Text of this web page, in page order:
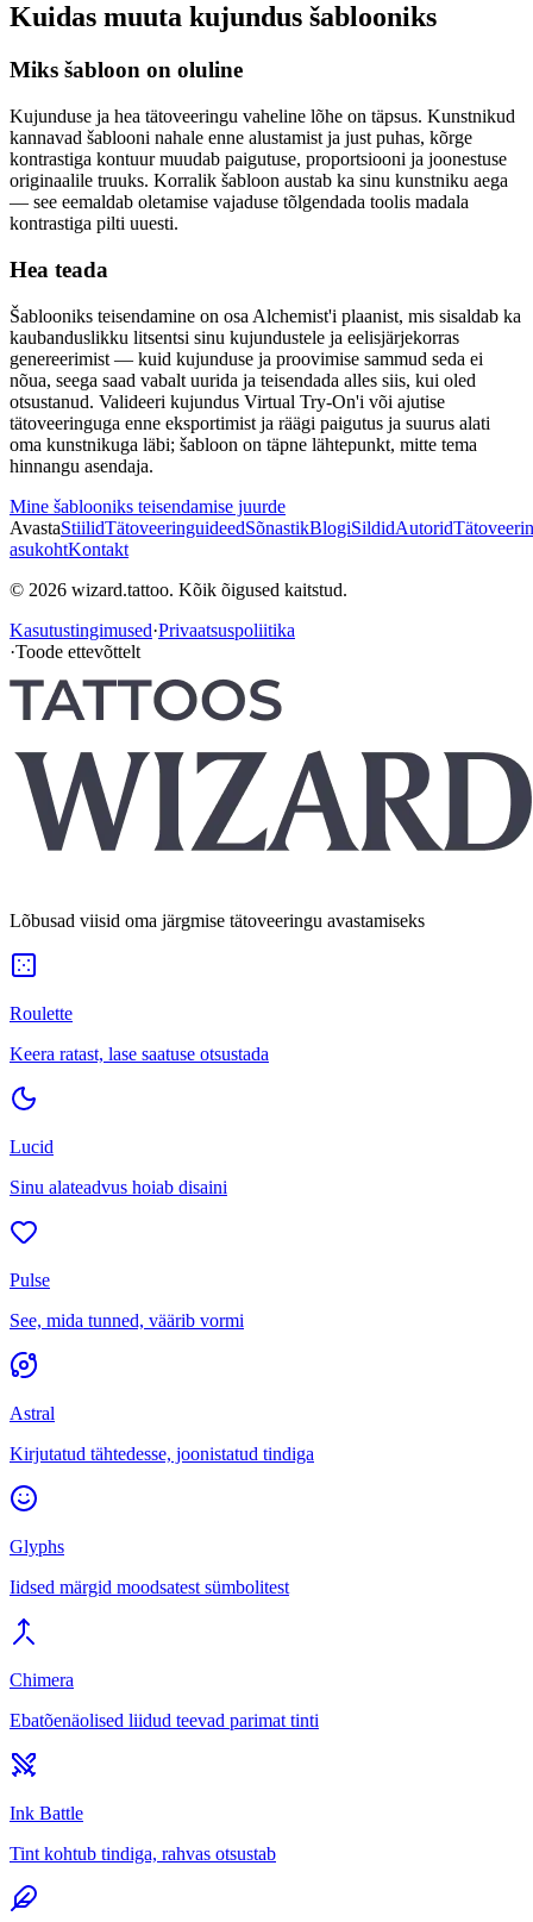
Kuidas muuta kujundus šablooniks
Miks šabloon on oluline
Kujunduse ja hea tätoveeringu vaheline lõhe on täpsus. Kunstnikud
kannavad šablooni nahale enne alustamist ja just puhas, kõrge
kontrastiga kontuur muudab paigutuse, proportsiooni ja joonestuse
originaalile truuks. Korralik šabloon austab ka sinu kunstniku aega
— see eemaldab oletamise vajaduse tõlgendada toolis madala
kontrastiga pilti uuesti.
Hea teada
Šablooniks teisendamine on osa Alchemist'i plaanist, mis sisaldab ka
kaubanduslikku litsentsi sinu kujundustele ja eelisjärjekorras
genereerimist — kuid kujunduse ja proovimise sammud seda ei
nõua, seega saad vabalt uurida ja teisendada alles siis, kui oled
otsustanud. Valideeri kujundus Virtual Try-On'i või ajutise
tätoveeringuga enne eksportimist ja räägi paigutus ja suurus alati
oma kunstnikuga läbi; šabloon on täpne lähtepunkt, mitte tema
hinnangu asendaja.
Mine šablooniks teisendamise juurde
AvastaStiilidTätoveeringuideedSõnastikBlogiSildidAutorid
asukohtKontakt
© 2026 wizard.tattoo. Kõik õigused kaitstud.
Kasutustingimused·Privaatsuspoliitika
·Toode ettevõttelt
Lõbusad viisid oma järgmise tätoveeringu avastamiseks
Roulette
Keera ratast, lase saatuse otsustada
Lucid
Sinu alateadvus hoiab disaini
Pulse
See, mida tunned, väärib vormi
Astral
Kirjutatud tähtedesse, joonistatud tindiga
Glyphs
Iidsed märgid moodsatest sümbolitest
Chimera
Ebatõenäolised liidud teevad parimat tinti
Ink Battle
Tint kohtub tindiga, rahvas otsustab